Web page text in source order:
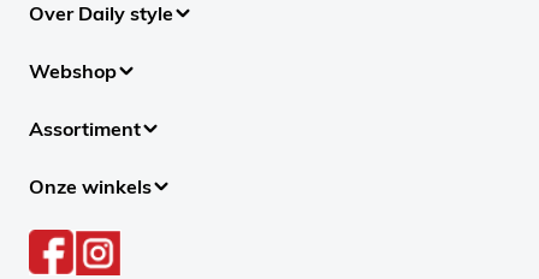
Over Daily style
Webshop
Assortiment
Onze winkels